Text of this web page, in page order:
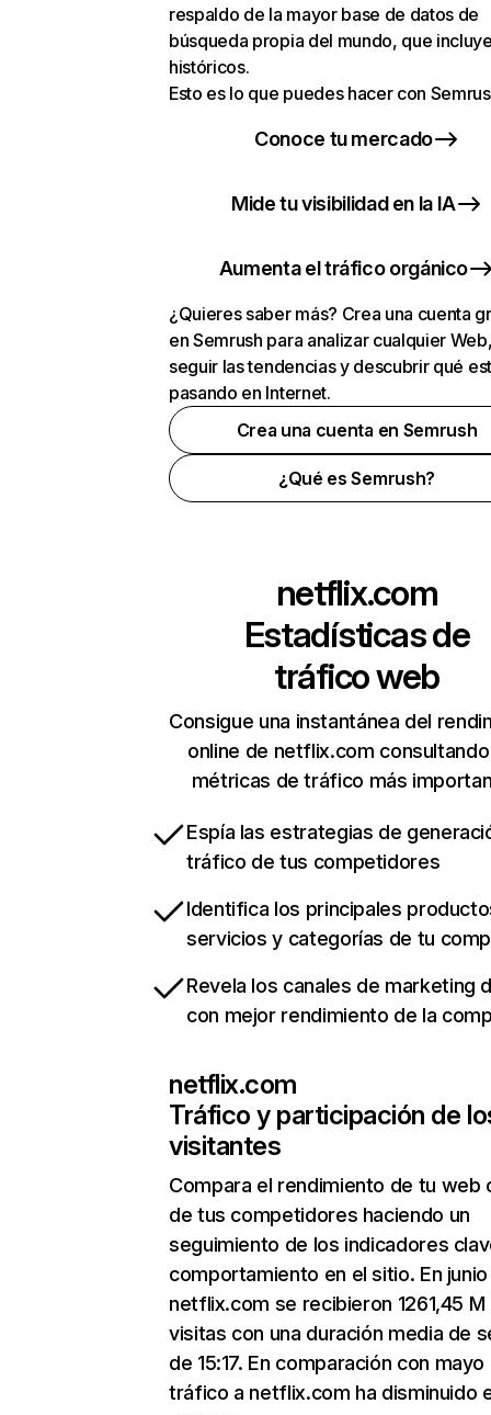
respaldo de la mayor base de datos de
búsqueda propia del mundo, que
históricos.
Esto es lo que puedes hacer con
Conoce tu mercado
Mide tu visibilidad en la IA
Aumenta el tráfico orgánico
¿Quieres saber más? Crea una cuenta
en Semrush para analizar cualquier
seguir las tendencias y descubrir qué
pasando en Internet.
Crea una cuenta en Semrush
¿Qué es Semrush?
netflix.com
Estadísticas de
tráfico web
Consigue una instantánea del
online de netflix.com
métricas de tráfico más
Espía las estrategias de
tráfico de tus competidores
Identifica los principales
servicios y categorías de tu
Revela los canales de marketing
con mejor rendimiento de la
netflix.com
Tráfico y participación de
visitantes
Compara el rendimiento de tu web
de tus competidores haciendo un
seguimiento de los indicadores
comportamiento en el sitio. En junio
netflix.com se recibieron 1261,45 M
visitas con una duración media de
de 15:17. En comparación con mayo
tráfico a netflix.com ha disminuido